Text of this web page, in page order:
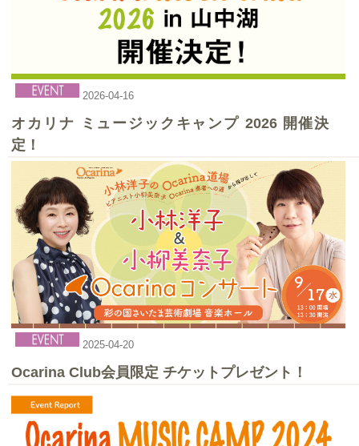
第5回オカリナクリスマス ーオカリナ風花ふ〜が♪オカ
リナサークル
2025-04-29
オカリナ&ギター“ねんど” サマーコンサート2025
2026-04-16
オカリナ ミュージックキャンプ 2026 開催決
定！
2025-04-20
Ocarina Club会員限定 チケットプレゼント！